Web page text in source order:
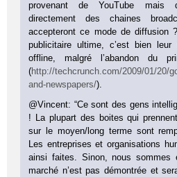
provenant de YouTube mais
directement des chaines
accepteront ce mode de diffusion
publicitaire ultime, c’est bien
offline, malgré l’abandon du
(http://techcrunch.com/2009/01/20/
and-newspapers/).
@Vincent: “Ce sont des gens
! La plupart des boites qui
sur le moyen/long terme sont
Les entreprises et organisations
ainsi faites. Sinon, nous sommes
marché n’est pas démontrée et